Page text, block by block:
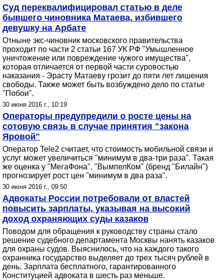
Суд переквалифицировал статью в деле
бывшего чиновника Матаева, избившего
девушку на Арбате
Отныне экс-чиновник московского правительства
проходит по части 2 статьи 167 УК РФ "Умышленное
уничтожение или повреждение чужого имущества",
которая отличается от первой части суровостью
наказания - Эрасту Матаеву грозит до пяти лет лишения
свободы. Также может быть возбуждено дело по статье
"Побои".
30 июня 2016 г., 10:19
Операторы предупредили о росте цены на
сотовую связь в случае принятия "закона
Яровой"
Оператор Tele2 считает, что стоимость мобильной связи и
услуг может увеличиться "минимум в два-три раза". Такая
же оценка у "МегаФона". "ВымпелКом" (бренд "Билайн")
прогнозирует рост цен "минимум в два раза".
30 июня 2016 г., 09:50
Адвокаты России потребовали от властей
повысить зарплаты, указывая на высокий
доход охраняющих суды казаков
Поводом для обращения к руководству страны стало
решение судебного департамента Москвы нанять казаков
для охраны судов. Выяснилось, что на каждого такого
охранника государство выделяет до трех тысяч рублей в
день. Зарплата бесплатного, гарантированного
Конституцией адвоката в шесть раз меньше.